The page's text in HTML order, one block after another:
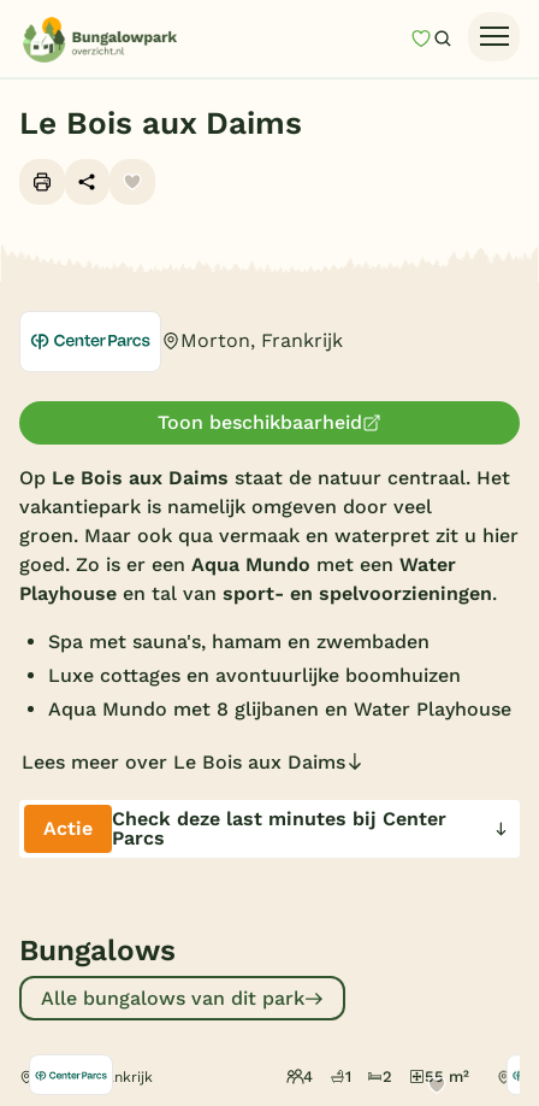
MijnZoeken
Last minutes
Onze vakantiegidsen
Vakantieparken
Subtropisch zwembad
Overdekt zwembad
Indoor speeltuin
Alle populaire faciliteiten
Keuzehulp
Texel
Duitsland
Le Bois aux Daims
Morton, Frankrijk
Toon beschikbaarheid
Op Le Bois aux Daims staat de natuur centraal. Het
vakantiepark is namelijk omgeven door veel
groen. Maar ook qua vermaak en waterpret zit u hier
goed. Zo is er een Aqua Mundo met een Water
Playhouse en tal van sport- en spelvoorzieningen.
Spa met sauna's, hamam en zwembaden
Luxe cottages en avontuurlijke boomhuizen
Aqua Mundo met 8 glijbanen en Water Playhouse
Lees meer over Le Bois aux Daims
Actie
Check deze last minutes bij Center
Parcs
Bungalows
Alle bungalows van dit park
Morton, Frankrijk 4 1 2 55 m²